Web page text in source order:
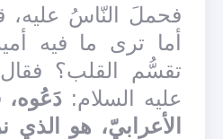
فحملَ النّاسُ عليه،
أما ترى ما فيه
تقسُّم القلب؟ فقال
عليه السلام: دَعُوه،
الأعرابيّ، هو الذي